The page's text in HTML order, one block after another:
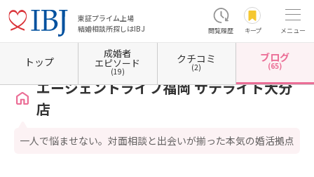
東証プライム上場
結婚相談所探しはIBJ
閲覧履歴 キープ メニュー
ホーム 大分県の結婚相談所 大分県大分市 エージェントライフ福岡 サテライト大分店
エージェントライフ福岡 サテライト大分
店
一人で悩ませない。対面相談と出会いが揃った本気の婚活拠点
トップ
成婚者
エピソード
(19)
クチコミ
(2)
ブログ
(65)